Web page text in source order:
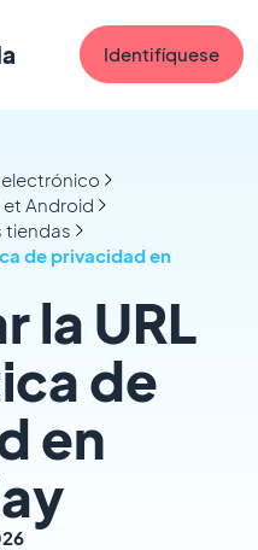
Identifíquese
Android
tiendas
de privacidad en
la URL
de
en